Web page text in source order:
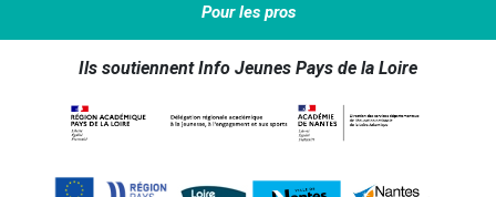
Pour les pros
Ils soutiennent Info Jeunes Pays de la Loire